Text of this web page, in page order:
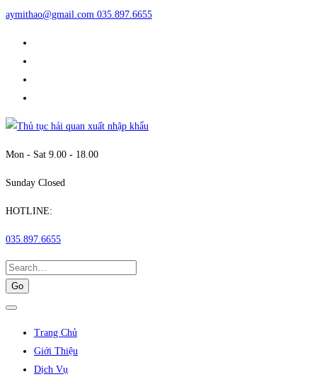
aymithao@gmail.com 035.897.6655
Mon - Sat 9.00 - 18.00
Sunday Closed
HOTLINE:
035.897.6655
Search
for:
Trang Chủ
Giới Thiệu
Dịch Vụ